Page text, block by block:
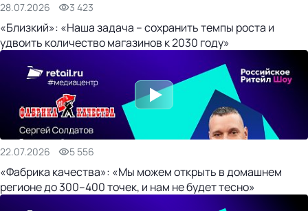
28.07.2026 3 423
«Близкий»: «Наша задача – сохранить темпы роста и
удвоить количество магазинов к 2030 году»
22.07.2026 5 556
«Фабрика качества»: «Мы можем открыть в домашнем
регионе до 300–400 точек, и нам не будет тесно»